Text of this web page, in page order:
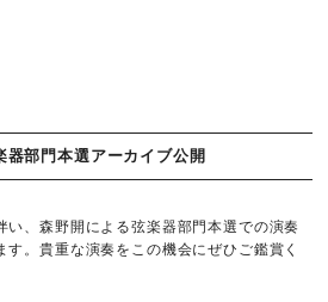
器部門本選アーカイブ公開
い、森野開による弦楽器部門本選での演奏
。貴重な演奏をこの機会にぜひご鑑賞く